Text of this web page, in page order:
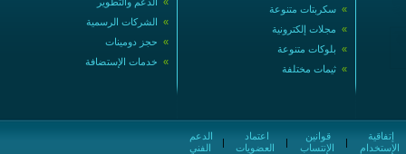
» الشركات الرسمية
» حجز دومينات
» خدمات الإستضافة
» سكربتات متنوعة
» مجلات إلكترونية
» بلوكات متنوعة
» ثيمات مختلفة
الفني
|
العضويات
|
الإنتساب
|
الإستخدام